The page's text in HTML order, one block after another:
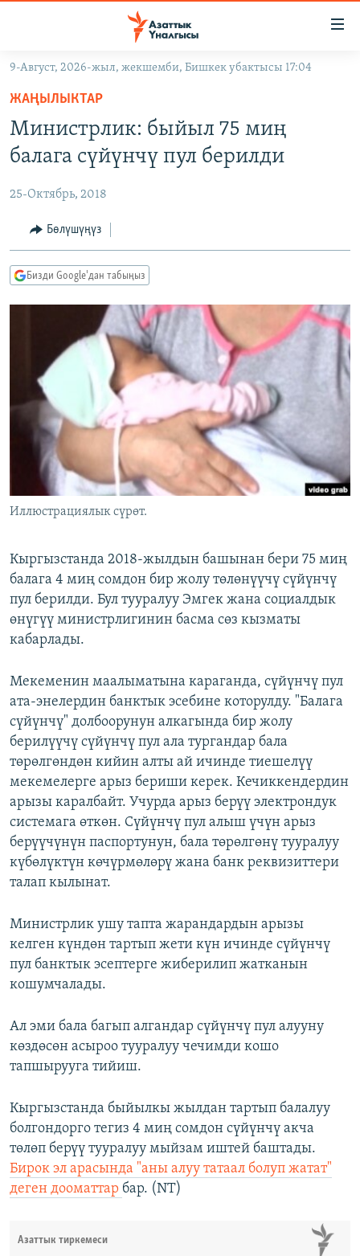
Навигацияга
өтүңүз
Издөөгө
салыңызКЫРГЫЗСТАН
ЭКОНОМИКА
МАДАНИЯТ
ДҮЙНӨ
БОРБОР АЗИЯ
АТАЙЫН ИЛИКТӨӨ
ТВ ПРОГРАММАЛАР
ЭКСПЕРТТЕР ТАЛДАЙТ
БИЗ ЖАНА ДҮЙНӨ
ДАНИСТЕ
ЭЖЕ-СИҢДИЛЕР
АЗАТТЫК+
ЫҢГАЙСЫЗ СУРООЛОР
ӨЗГӨЧӨ ПИКИР
ОНЛАЙН ШЕРИНЕ
ЭЕ/АРнун бардык сайттары
9-Август, 2026-жыл, жекшемби, Бишкек убактысы 17:04
ЖАҢЫЛЫКТАР
Министрлик: быйыл 75 миң
балага сүйүнчү пул берилди
25-Октябрь, 2018
Бөлүшүңүз
Бизди Google'дан табыңыз
Иллюстрациялык сүрөт.
Кыргызстанда 2018-жылдын башынан бери 75 миң
балага 4 миң сомдон бир жолу төлөнүүчү сүйүнчү
пул берилди. Бул тууралуу Эмгек жана социалдык
өнүгүү министрлигинин басма сөз кызматы
кабарлады.
Мекеменин маалыматына караганда, сүйүнчү пул
ата-энелердин банктык эсебине которулду. "Балага
сүйүнчү" долбоорунун алкагында бир жолу
берилүүчү сүйүнчү пул ала тургандар бала
төрөлгөндөн кийин алты ай ичинде тиешелүү
мекемелерге арыз бериши керек. Кечиккендердин
арызы каралбайт. Учурда арыз берүү электрондук
системага өткөн. Сүйүнчү пул алыш үчүн арыз
берүүчүнүн паспортунун, бала төрөлгөнү тууралуу
күбөлүктүн көчүрмөлөрү жана банк реквизиттери
талап кылынат.
Министрлик ушу тапта жарандардын арызы
келген күндөн тартып жети күн ичинде сүйүнчү
пул банктык эсептерге жиберилип жатканын
кошумчалады.
Ал эми бала багып алгандар сүйүнчү пул алууну
көздөсөн асыроо тууралуу чечимди кошо
тапшырууга тийиш.
Кыргызстанда быйылкы жылдан тартып балалуу
болгондорго тегиз 4 миң сомдон сүйүнчү акча
төлөп берүү тууралуу мыйзам иштей баштады.
Бирок эл арасында "аны алуу татаал болуп жатат"
деген дооматтар бар. (NT)
Азаттык тиркемеси